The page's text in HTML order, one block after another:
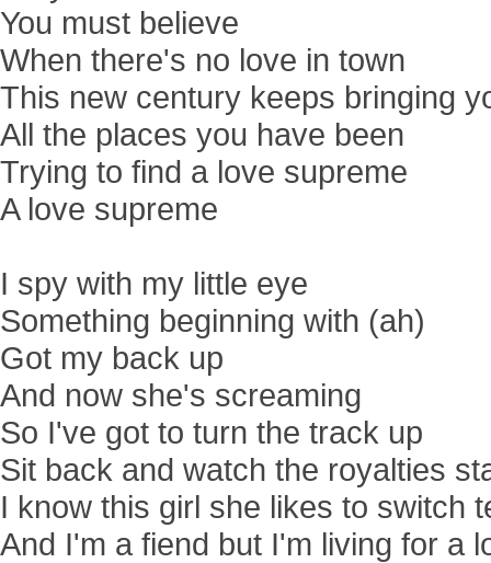
You must believe
When there's no love in town
This new century keeps bringing
All the places you have been
Trying to find a love supreme
A love supreme
I spy with my little eye
Something beginning with (ah)
Got my back up
And now she's screaming
So I've got to turn the track up
Sit back and watch the royalties
I know this girl she likes to switch
And I'm a fiend but I'm living for a